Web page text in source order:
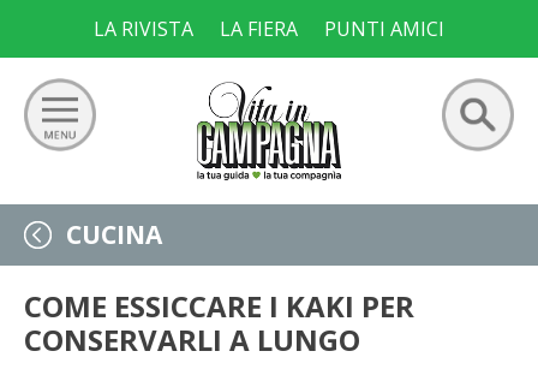
content
LA RIVISTA LA FIERA PUNTI AMICI
Ricerca
per:
GIARDINO
ORTO
FRUTTETO
CUCINA
COME ESSICCARE I KAKI PER
CONSERVARLI A LUNGO